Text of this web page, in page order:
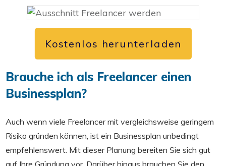
Kostenlos herunterladen
Brauche ich als Freelancer einen
Businessplan?
Auch wenn viele Freelancer mit vergleichsweise geringem
Risiko gründen können, ist ein Businessplan unbedingt
empfehlenswert. Mit dieser Planung bereiten Sie sich gut